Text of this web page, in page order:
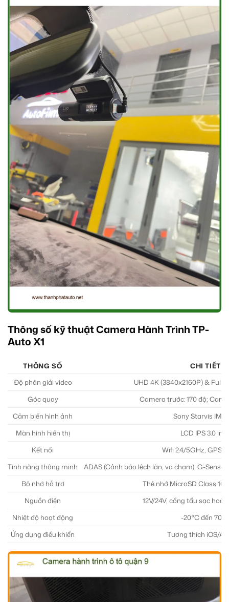
Thông số kỹ thuật Camera Hành Trình TP-
Auto X1
THÔNG SỐ
CHI TIẾT
Độ phân giải video
UHD 4K (3840x2160P) & Full
Góc quay
Camera trước: 170 độ;
Cảm biến hình ảnh
Sony Starvis
Màn hình hiển thị
LCD IPS 3.0
Kết nối
Wifi 2.4/5GHz, GPS
Tính năng thông minh
ADAS (Cảnh báo lệch làn, va chạm), G-
Bộ nhớ hỗ trợ
Thẻ nhớ MicroSD Class 10,
Nguồn điện
12V/24V, cổng tẩu sạc
Nhiệt độ hoạt động
-20°C đến
Ứng dụng điều khiển
Tương thích iOS/